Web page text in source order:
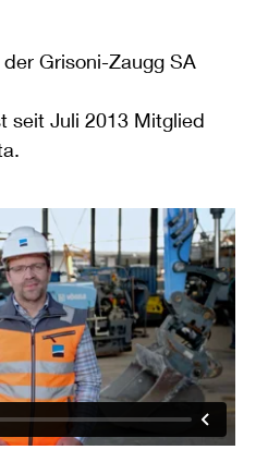
Grisoni-Zaugg SA
seit Juli 2013 Mitglied